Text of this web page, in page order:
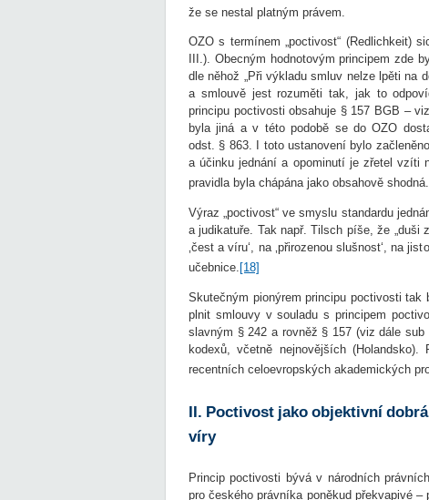
že se nestal platným právem.
OZO s termínem „poctivost“ (Redlichkeit)
III.). Obecným hodnotovým principem zde
dle něhož „Při výkladu smluv nelze lpěti na
a smlouvě jest rozuměti tak, jak to
principu poctivosti obsahuje § 157 BGB –
byla jiná a v této podobě se do OZO
odst. § 863. I toto ustanovení bylo
a účinku jednání a opominutí je zřetel vzíti
pravidla byla chápána jako obsahově shodná.
Výraz „poctivost“ ve smyslu standardu
a judikatuře. Tak např. Tilsch píše, že „duši
‚čest a víru‘, na ‚přirozenou slušnost‘, na
učebnice. [18]
Skutečným pionýrem principu poctivosti
plnit smlouvy v souladu s principem
slavným § 242 a rovněž § 157 (viz dále
kodexů, včetně nejnovějších
recentních celoevropských akademických
II. Poctivost jako objektivní
víry
Princip poctivosti bývá v národních
pro českého právníka poněkud překvapivé